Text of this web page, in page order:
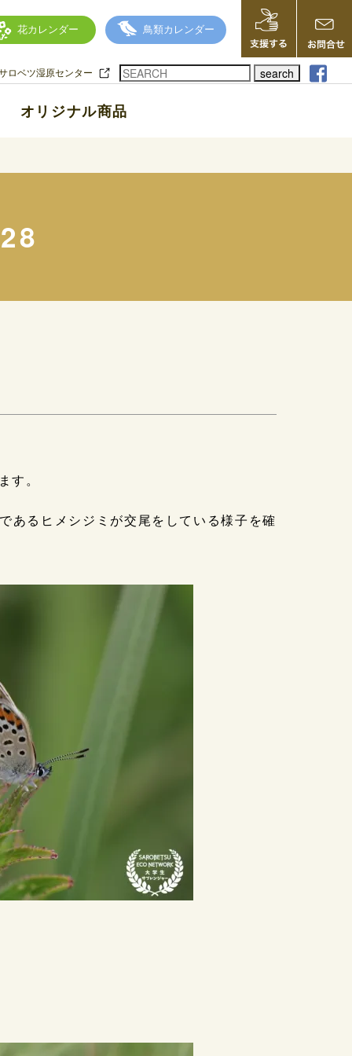
花カレンダー 鳥類カレンダー
ロベツ湿原センター search
オリジナル商品
す。
あるヒメシジミが交尾をしている様子を確